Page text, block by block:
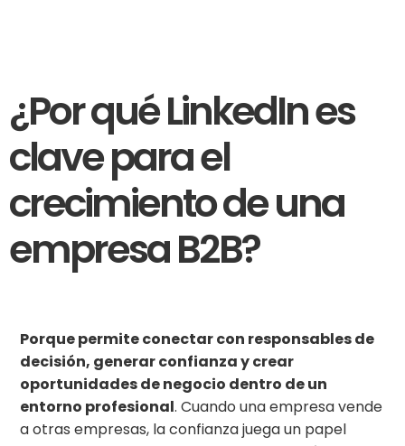
¿Por qué LinkedIn es
clave para el
crecimiento de una
empresa B2B?
Porque permite conectar con responsables de
decisión, generar confianza y crear
oportunidades de negocio dentro de un
entorno profesional. Cuando una empresa vende
a otras empresas, la confianza juega un papel